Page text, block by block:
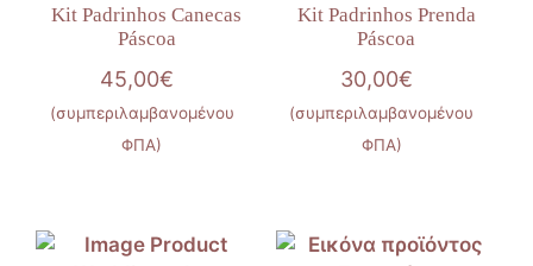
Kit Padrinhos Canecas
Páscoa
45,00€
(συμπεριλαμβανομένου
ΦΠΑ)
Kit Padrinhos Prenda
Páscoa
30,00€
(συμπεριλαμβανομένου
ΦΠΑ)